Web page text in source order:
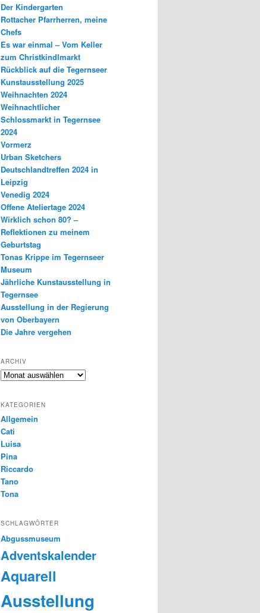
Der Kindergarten
Rottacher Pfarrherren, meine
Chefs
Es war einmal – Vom Keller
zum Christkindlmarkt
Rückblick auf die Tegernseer
Kunstausstellung 2025
Weihnachten 2024
Weihnachtlicher
Schlossmarkt in Tegernsee
2024
Vormerz
Urban Sketchers
Deutschlandtreffen 2024 in
Leipzig
Venedig 2024
Offene Ateliertage 2024
Wirklich schon 80? –
Reflektionen zu meinem
Geburtstag
Tonas Krippe im Tegernseer
Museum
Jährliche Kunstausstellung in
Tegernsee
Ausstellung in der Regierung
von Oberbayern
Die Jahre vergehen
ARCHIV
Archiv
KATEGORIEN
Allgemein
Cati
Luisa
Pina
Riccardo
Tano
Tona
SCHLAGWÖRTER
Abgussmuseum
Adventskalender
Aquarell
Ausstellung